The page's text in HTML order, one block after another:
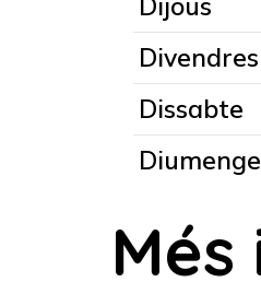
Divendres
Dissabte
Diumenge